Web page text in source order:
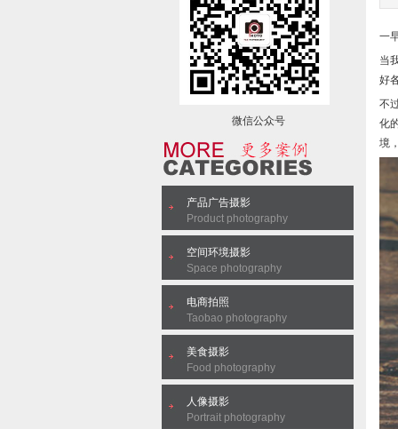
一
当
好
不
化
境
微信公众号
产品广告摄影
Product photography
空间环境摄影
Space photography
电商拍照
Taobao photography
美食摄影
Food photography
人像摄影
Portrait photography